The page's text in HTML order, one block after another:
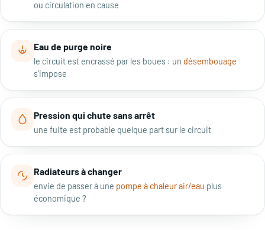
ou circulation en cause
Eau de purge noire
le circuit est encrassé par les boues : un désembouage
s'impose
Pression qui chute sans arrêt
une fuite est probable quelque part sur le circuit
Radiateurs à changer
envie de passer à une pompe à chaleur air/eau plus
économique ?